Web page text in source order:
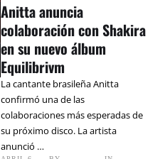
Anitta anuncia
colaboración con Shakira
en su nuevo álbum
Equilibrivm
La cantante brasileña Anitta
confirmó una de las
colaboraciones más esperadas de
su próximo disco. La artista
anunció …